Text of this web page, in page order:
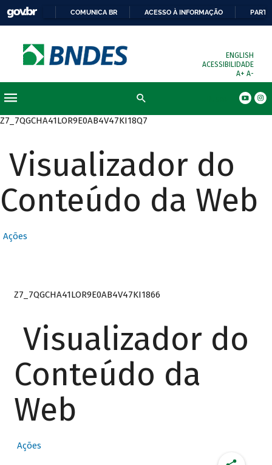
COMUNICA BR ACESSO À INFORMAÇÃO
ENGLISH
ACESSIBILIDADE
A+ A-
Z7_7QGCHA41LOR9E0AB4V47KI18Q7
Visualizador do
Conteúdo da Web
Ações
Z7_7QGCHA41LOR9E0AB4V47KI1866
Visualizador do
Conteúdo da
Web
Ações